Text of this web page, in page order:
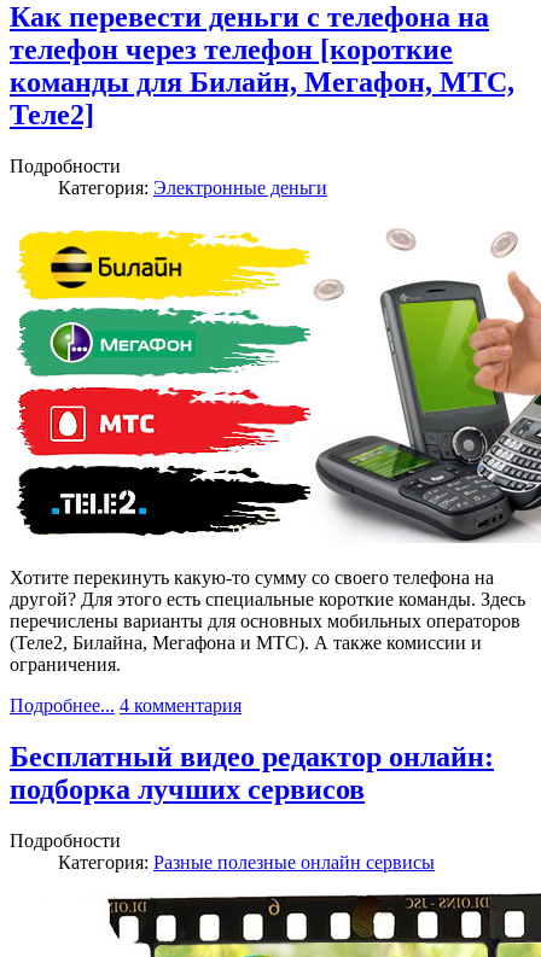
Как перевести деньги с телефона на
телефон через телефон [короткие
команды для Билайн, Мегафон, МТС,
Теле2]
Подробности
Категория: Электронные деньги
Хотите перекинуть какую-то сумму со своего телефона на
другой? Для этого есть специальные короткие команды. Здесь
перечислены варианты для основных мобильных операторов
(Теле2, Билайна, Мегафона и МТС). А также комиссии и
ограничения.
Подробнее... 4 комментария
Бесплатный видео редактор онлайн:
подборка лучших сервисов
Подробности
Категория: Разные полезные онлайн сервисы